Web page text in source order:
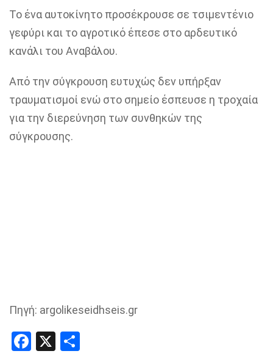
Το ένα αυτοκίνητο προσέκρουσε σε τσιμεντένιο
γεφύρι και το αγροτικό έπεσε στο αρδευτικό
κανάλι του Αναβάλου.
Από την σύγκρουση ευτυχώς δεν υπήρξαν
τραυματισμοί ενώ στο σημείο έσπευσε η τροχαία
για την διερεύνηση των συνθηκών της
σύγκρουσης.
Πηγή: argolikeseidhseis.gr
Facebook
X